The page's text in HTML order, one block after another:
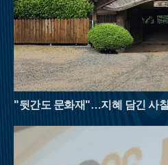
경사가 완만한 육산의 특성상 체력
단위 등산객들도 부담 없이 숲의
행은 철저한 준비와 안전 수칙 준
한 계곡이라도 갑작스러운 폭우에
상황을 수시로 확인해야 하며, 충
을 병행해야 한다. 자연이 빚어낸
며 걷는 시간은 폭염에 지친 현대
어 줄 것이다. 8월의 명산들이 선사
"뒷간도 문화재"…지혜 담긴 사